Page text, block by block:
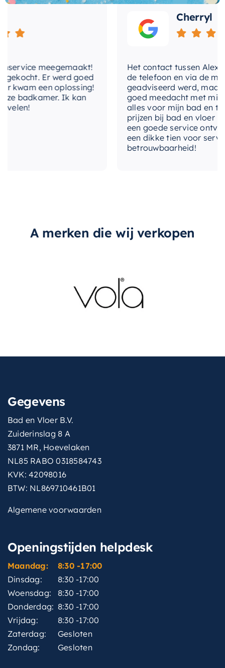
in de douche, boven het bad of naast de
wastafel is. Met de betrouwbare kwaliteit van
Mondiaz
, kunt u erop vertrouwen dat u een
badkamer voor een stijlvolle en praktische
opbergruimte.
levertijd 2-3 weken
meegemaakt!
Er werd goed
een oplossing!
badkamer. Ik kan
Cherryl
Het contact tussen Alex en
de telefoon en via de mail,
geadviseerd werd, maar
goed meedacht met mij.
alles voor mijn bad en
prijzen bij bad en vloer
een goede service
een dikke tien voor
betrouwbaarheid!
A merken die wij verkopen
Gegevens
Bad en Vloer B.V.
Zuiderinslag 8 A
3871 MR, Hoevelaken
NL85 RABO 0318584743
KVK: 42098016
BTW: NL869710461B01
Algemene voorwaarden
Openingstijden helpdesk
Maandag:
8:30 -17:00
Dinsdag:
8:30 -17:00
Woensdag:
8:30 -17:00
Donderdag: 8:30 -17:00
Vrijdag:
8:30 -17:00
Zaterdag:
Gesloten
Zondag:
Gesloten